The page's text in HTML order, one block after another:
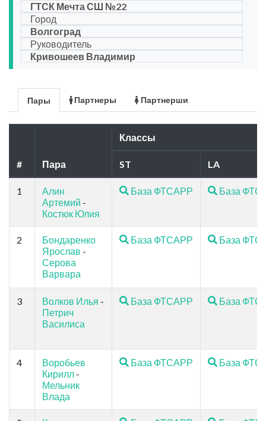
ГТСК Мечта СШ №22
Город
Волгоград
Руководитель
Кривошеев Владимир
Пары Партнеры Партнерши
# Пара
Классы
ST LA
1
Алин
Артемий -
Костюк Юлия
База ФТСАРР База
2
Бондаренко
Ярослав -
Серова
Варвара
База ФТСАРР База
3 Волков Илья -
Петрич
Василиса
База ФТСАРР База
4
Воробьев
Кирилл -
Мельник
Влада
База ФТСАРР База